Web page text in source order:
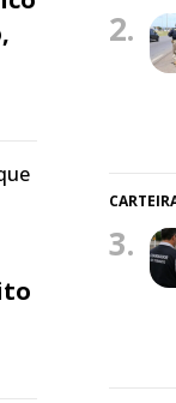
2.
3.